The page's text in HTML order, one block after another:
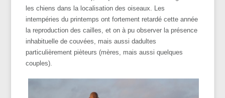
les chiens dans la localisation des oiseaux. Les
intempéries du printemps ont fortement retardé cette année
la reproduction des cailles, et on à pu observer la présence
inhabituelle de couvées, mais aussi dadultes
particulièrement pièteurs (mères, mais aussi quelques
couples).